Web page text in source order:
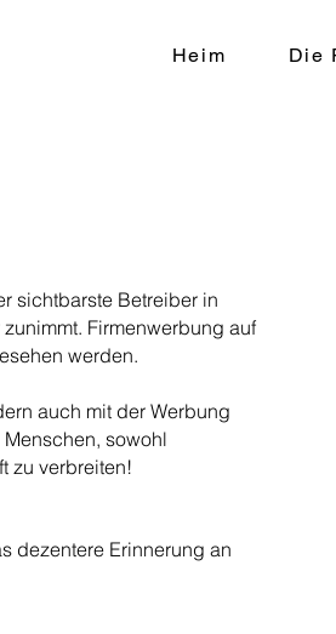
Heim Die
sichtbarste Betreiber in
Firmenwerbung auf
werden.
auch mit der Werbung
sowohl
zu verbreiten!
dezentere Erinnerung an